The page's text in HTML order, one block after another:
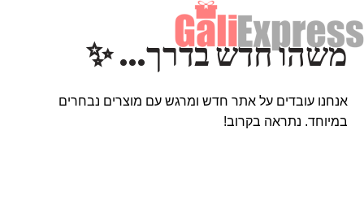
משהו חדש בדרך… ✨
אנחנו עובדים על אתר חדש ומרגש עם מוצרים נבחרים
במיוחד. נתראה בקרוב!